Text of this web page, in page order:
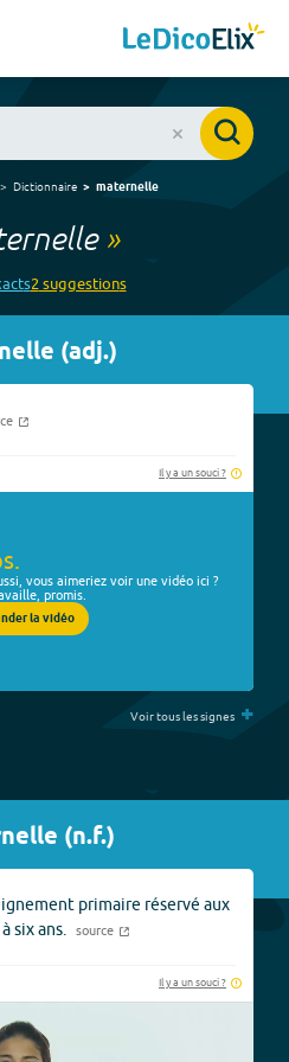
Dictionnaire maternelle
»
s2 suggestions
(adj.)
Il y a un souci ?
vous aimeriez voir une vidéo ici ?
promis.
la vidéo
Voir tous les signes +
(n.f.)
primaire réservé aux
six ans.
source
Il y a un souci ?